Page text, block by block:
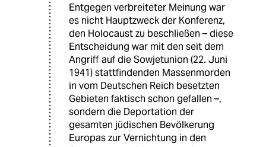
Entgegen verbreiteter Meinung war
es nicht Hauptzweck der Konferenz,
den Holocaust zu beschließen – diese
Entscheidung war mit den seit dem
Angriff auf die Sowjetunion (22. Juni
1941) stattfindenden Massenmorden
in vom Deutschen Reich besetzten
Gebieten faktisch schon gefallen –,
sondern die Deportation der
gesamten jüdischen Bevölkerung
Europas zur Vernichtung in den